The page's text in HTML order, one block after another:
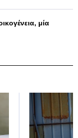
μία